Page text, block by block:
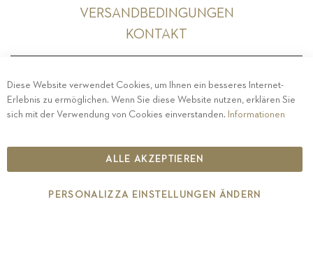
VERSANDBEDINGUNGEN
KONTAKT
PRIVACY-IMPRESSUM- COOKIE POLICY-
ETHISCHER KODEX
IT00126670215
Diese Website verwendet Cookies, um Ihnen ein besseres Internet-
Erlebnis zu ermöglichen. Wenn Sie diese Website nutzen, erklären Sie
sich mit der Verwendung von Cookies einverstanden. Informationen
ALLE AKZEPTIEREN
PERSONALIZZA EINSTELLUNGEN ÄNDERN